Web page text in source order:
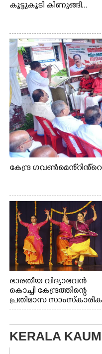
കൂട്ടുകൂടി കിണുങ്ങി...
കേന്ദ്ര
ഭാരതീയ വിദ്യാഭവൻ
കൊച്ചി കേന്ദ്രത്തിന്റെ
പ്രതിമാസ സാംസ്കാരിക
പരിപാടിയുടെ ഭാഗമായി
പട്ടേൽ സഭാഗൃഹത്തിൽ
എം. അക്ഷതയുടെ
KERALA